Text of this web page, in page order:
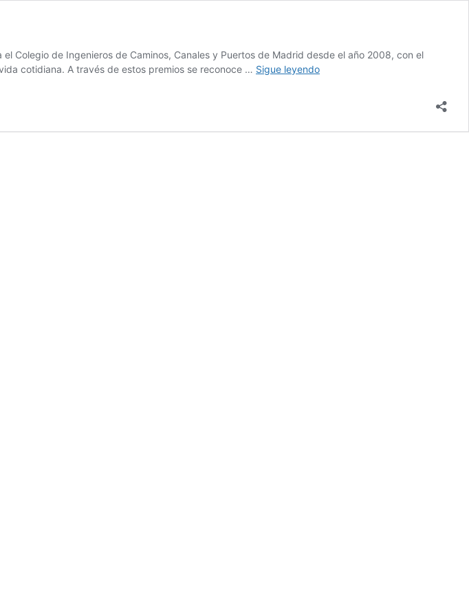
Colegio de Ingenieros de Caminos, Canales y Puertos de Madrid desde el año 2008, con el
cotidiana. A través de estos premios se reconoce … Sigue leyendoPREMIOS